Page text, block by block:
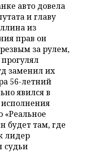
авто довела
и главу
из
прав он
за рулем,
заменил их
56-летний
явился в
«Реальное
будет там, где
лидер
судьи